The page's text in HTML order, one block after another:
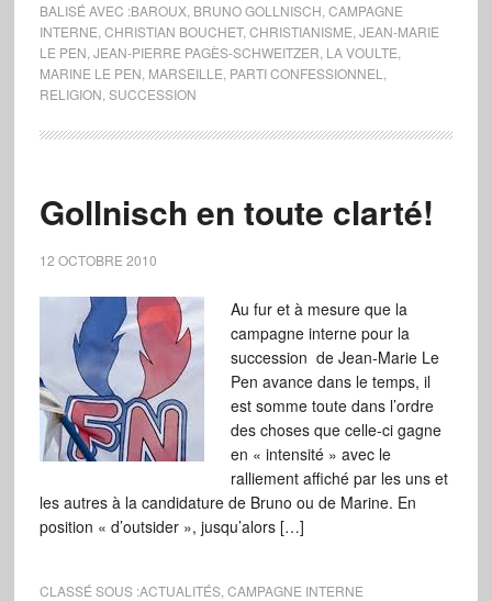
BALISÉ AVEC :BAROUX, BRUNO GOLLNISCH CAMPAGNE
INTERNE CHRISTIAN BOUCHET, CHRISTIANISME JEAN-MARIE
LE PEN JEAN-PIERRE PAGÈS-SCHWEITZER LA VOULTE
MARINE LE PEN MARSEILLE PARTI CONFESSIONNEL
RELIGION SUCCESSION
Gollnisch en toute clarté!
12 OCTOBRE 2010
Au fur et à mesure que la
campagne interne pour la
succession de Jean-Marie Le
Pen avance dans le temps, il
est somme toute dans l’ordre
des choses que celle-ci gagne
en « intensité » avec le
ralliement affiché par les uns et
les autres à la candidature de Bruno ou de Marine. En
position « d’outsider », jusqu’alors […]
CLASSÉ SOUS :ACTUALITÉS, CAMPAGNE INTERNE